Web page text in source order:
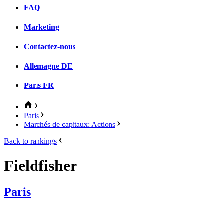
FAQ
Marketing
Contactez-nous
Allemagne DE
Paris FR
Paris
Marchés de capitaux: Actions
Back to rankings
Fieldfisher
Paris